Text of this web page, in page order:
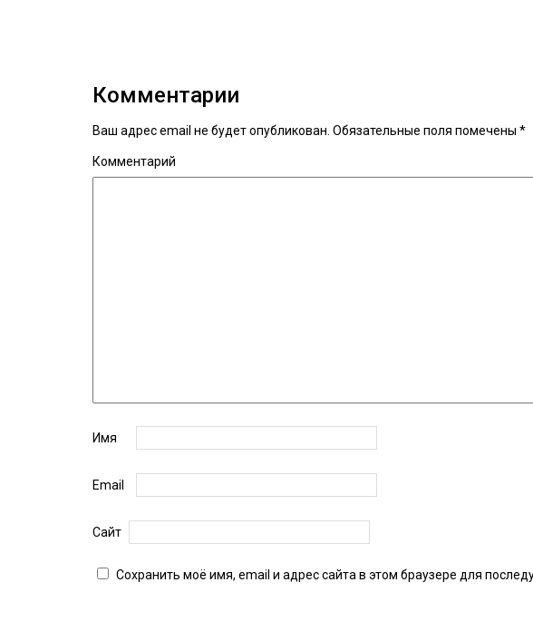
Комментарии
Ваш адрес email не будет опубликован. Обязательные поля помечены *
Комментарий
Имя
Email
Сайт
Сохранить моё имя, email и адрес сайта в этом браузере для